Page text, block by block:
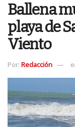
Ballena
playa de
Viento
Por: Redacción